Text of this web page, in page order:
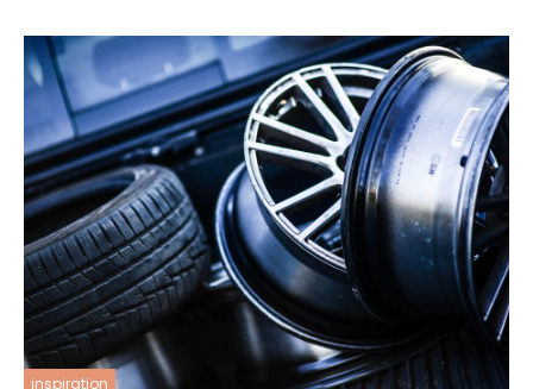
inspiration